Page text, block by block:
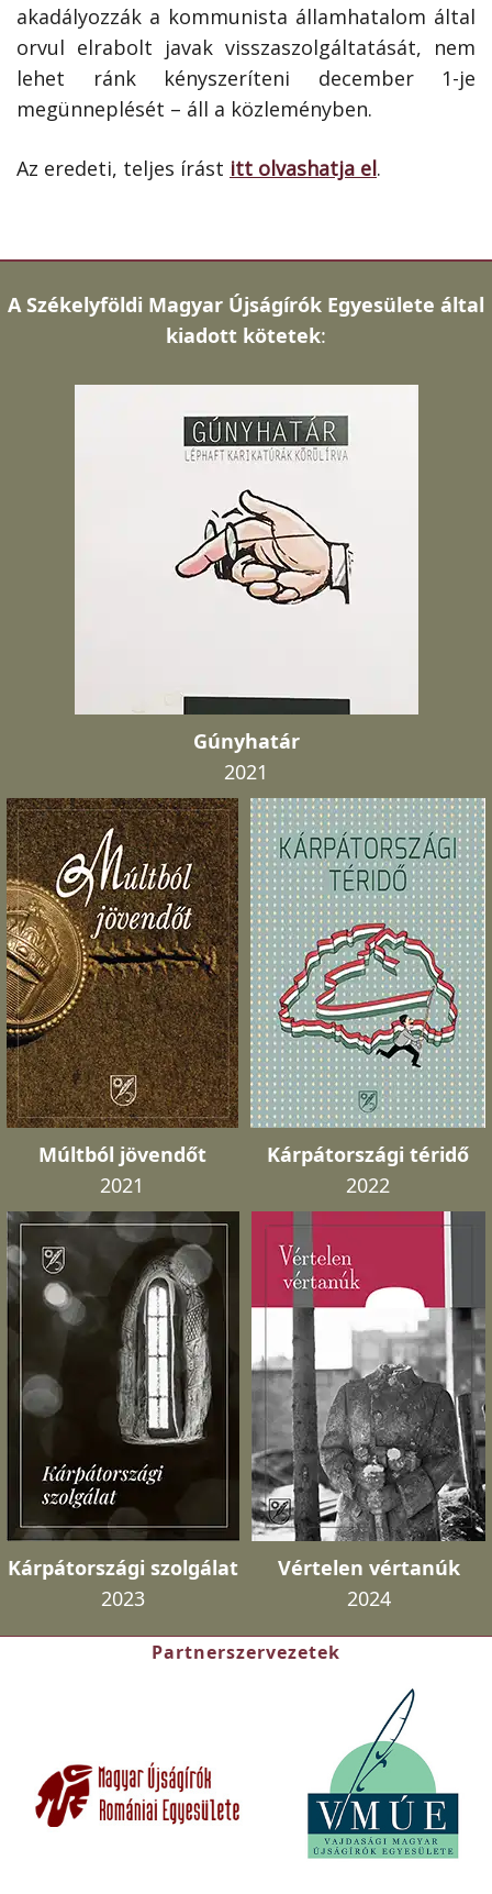
akadályozzák a kommunista államhatalom által
orvul elrabolt javak visszaszolgáltatását, nem
lehet ránk kényszeríteni december 1-je
megünneplését – áll a közleményben.
Az eredeti, teljes írást itt olvashatja el.
A Székelyföldi Magyar Újságírók Egyesülete által
kiadott kötetek:
Gúnyhatár
2021
Múltból jövendőt
2021
Kárpátországi téridő
2022
Kárpátországi szolgálat
2023
Vértelen vértanúk
2024
Partnerszervezetek